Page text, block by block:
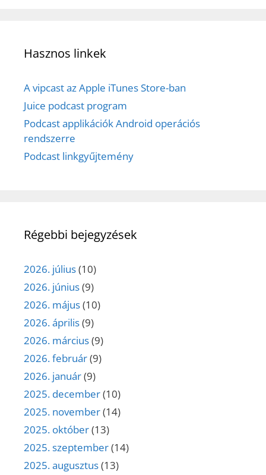
Hasznos linkek
A vipcast az Apple iTunes Store-ban
Juice podcast program
Podcast applikációk Android operációs
rendszerre
Podcast linkgyűjtemény
Régebbi bejegyzések
2026. július(10)
2026. június(9)
2026. május(10)
2026. április(9)
2026. március(9)
2026. február(9)
2026. január(9)
2025. december(10)
2025. november(14)
2025. október(13)
2025. szeptember(14)
2025. augusztus(13)